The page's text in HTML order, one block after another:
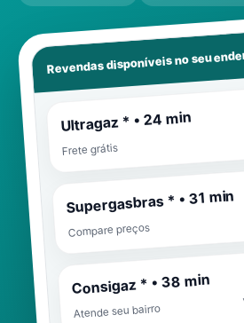
Revendas disponíveis no seu
Ultragaz * • 24 min
Frete grátis
Supergasbras * • 31 min
Compare preços
Consigaz * • 38 min
Atende seu bairro